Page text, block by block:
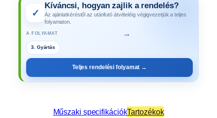
✓
Kíváncsi, hogyan zajlik a rendelés?
Az ajánlatkéréstől az utánfutó átvételéig végigvezetjük a teljes
folyamaton.
A FOLYAMAT →
Teljes rendelési folyamat →
Műszaki specifikációkTartozékok